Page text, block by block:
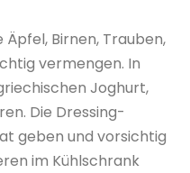
Birnen, Trauben,
vermengen. In
Joghurt,
Die Dressing-
geben und vorsichtig
im Kühlschrank